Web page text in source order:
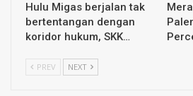
Hulu Migas berjalan tak
bertentangan dengan
koridor hukum, SKK…
PREV NEXT